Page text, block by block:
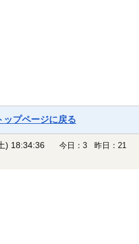
プページに戻る
) 18:34:36
今日：3 昨日：21